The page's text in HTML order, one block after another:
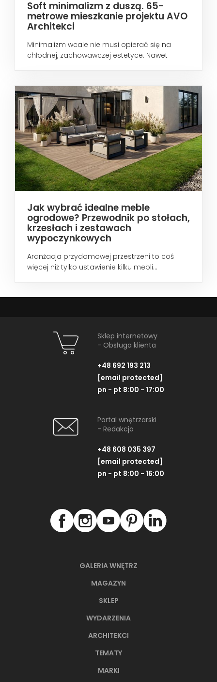
Soft minimalizm z duszą. 65-
metrowe mieszkanie projektu AVO
Architekci
Minimalizm wcale nie musi opierać się na
chłodnej, zachowawczej estetyce. Nawet
Jak wybrać idealne meble
ogrodowe? Przewodnik po stołach,
krzesłach i zestawach
wypoczynkowych
Aranżacja przydomowej przestrzeni to coś
więcej niż tylko ustawienie kilku mebli...
GALERIA WNĘTRZ
MAGAZYN
SKLEP
WYDARZENIA
ARCHITEKCI
TEMATY
MARKI
Sklep internetowy
- Obsługa klienta
+48 692 193 213
[email protected]
pn - pt 8:00 - 17:00
Portal wnętrzarski
- Redakcja
+48 608 035 397
[email protected]
pn - pt 8:00 - 16:00